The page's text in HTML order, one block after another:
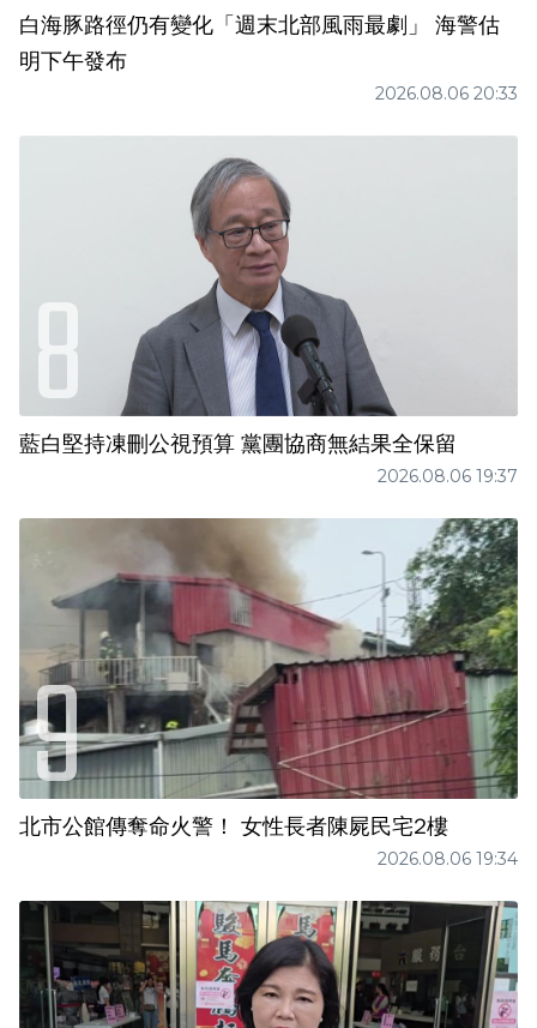
白海豚路徑仍有變化「週末北部風雨最劇」 海警估
明下午發布
2026.08.06 20:33
藍白堅持凍刪公視預算 黨團協商無結果全保留
2026.08.06 19:37
北市公館傳奪命火警！ 女性長者陳屍民宅2樓
2026.08.06 19:34